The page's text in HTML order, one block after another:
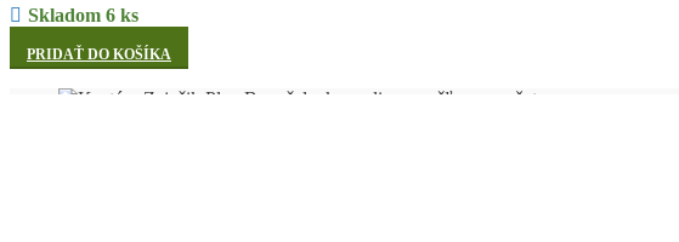
Skladom 6 ks
PRIDAŤ DO KOŠÍKA